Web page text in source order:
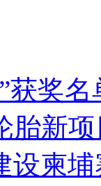
获奖
胎新
设柬